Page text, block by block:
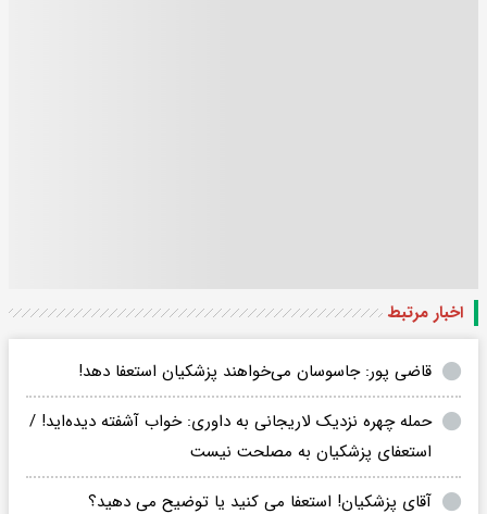
اخبار مرتبط
قاضی پور: جاسوسان می‌خواهند پزشکیان استعفا دهد!
حمله چهره نزدیک لاریجانی به داوری: خواب آشفته دیده‌اید! /
استعفای پزشکیان به مصلحت نیست
آقای پزشکیان! استعفا می کنید یا توضیح می دهید؟